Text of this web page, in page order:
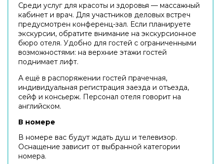
Среди услуг для красоты и здоровья — массажный
кабинет и врач. Для участников деловых встреч
предусмотрен конференц-зал. Если планируете
экскурсии, обратите внимание на экскурсионное
бюро отеля. Удобно для гостей с ограниченными
возможностями: на верхние этажи гостей
поднимает лифт.
А ещё в распоряжении гостей прачечная,
индивидуальная регистрация заезда и отъезда,
сейф и консьерж. Персонал отеля говорит на
английском.
В номере
В номере вас будут ждать душ и телевизор.
Оснащение зависит от выбранной категории
номера.